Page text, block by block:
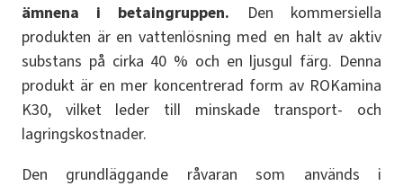
ämnena i betaingruppen. Den kommersiella
produkten är en vattenlösning med en halt av aktiv
substans på cirka 40 % och en ljusgul färg. Denna
produkt är en mer koncentrerad form av ROKamina
K30, vilket leder till minskade transport- och
lagringskostnader.
Den grundläggande råvaran som används i